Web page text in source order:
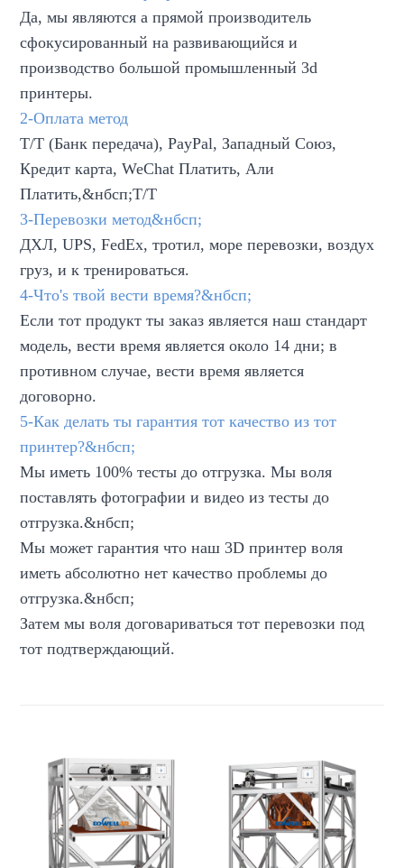
Да, мы являются a прямой производитель
сфокусированный на развивающийся и
производство большой промышленный 3d
принтеры.
2-Оплата метод
T/T (Банк передача), PayPal, Западный Союз,
Кредит карта, WeChat Платить, Али
Платить,&нбсп;T/T
3-Перевозки метод&нбсп;
ДХЛ, UPS, FedEx, тротил, море перевозки, воздух
груз, и к тренироваться.
4-Что's твой вести время?&нбсп;
Если тот продукт ты заказ является наш стандарт
модель, вести время является около 14 дни; в
противном случае, вести время является
договорно.
5-Как делать ты гарантия тот качество из тот
принтер?&нбсп;
Мы иметь 100% тесты до отгрузка. Мы воля
поставлять фотографии и видео из тесты до
отгрузка.&нбсп;
Мы может гарантия что наш 3D принтер воля
иметь абсолютно нет качество проблемы до
отгрузка.&нбсп;
Затем мы воля договариваться тот перевозки под
тот подтверждающий.